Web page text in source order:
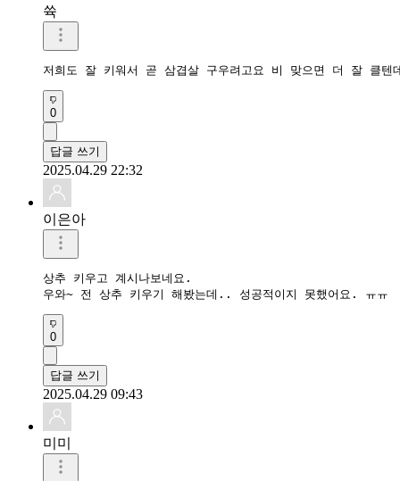
쓕
저희도 잘 키워서 곧 삼겹살 구우려고요 비 맞으면 더 잘 클텐
0
답글 쓰기
2025.04.29 22:32
이은아
상추 키우고 계시나보네요.
우와~ 전 상추 키우기 해봤는데.. 성공적이지 못했어요. ㅠㅠ
0
답글 쓰기
2025.04.29 09:43
미미